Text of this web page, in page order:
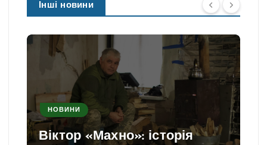
Інші новини
НОВИНИ
Віктор «Махно»: історія